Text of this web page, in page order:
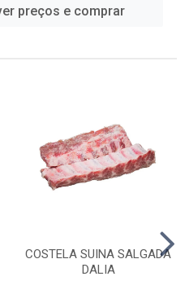
preços e comprar
COSTELA SUINA SALGADA
DALIA